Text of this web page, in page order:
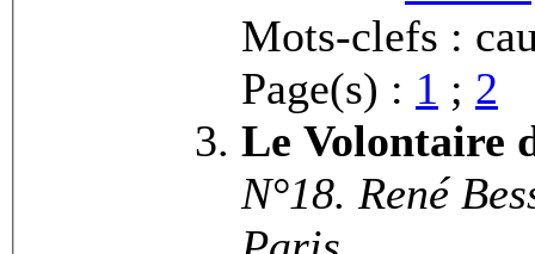
Mots-clefs :
Page(s) : 1 ; 2
Le Volontaire
N°18. René